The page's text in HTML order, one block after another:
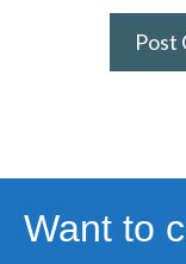
Want to